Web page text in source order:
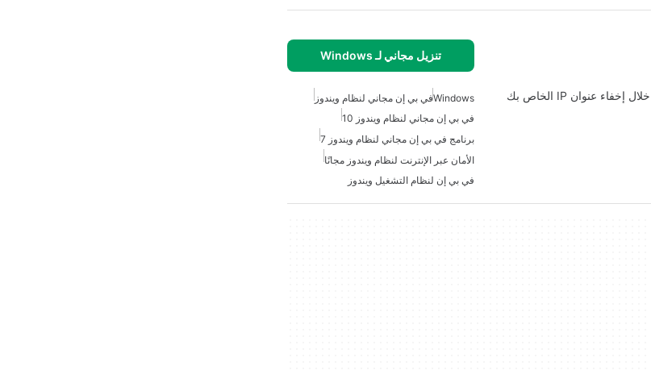
تنزيل مجاني لـ Windows
LightyearVPN هو أداة مجانية مصممة لحماية بياناتك على الإنترنت من خلال إخفاء عنوان IP الخاص بك
Windowsفي بي إن مجاني لنظام ويندوز
في بي إن مجاني لنظام ويندوز 10
برنامج في بي إن مجاني لنظام ويندوز 7
الأمان عبر الإنترنت لنظام ويندوز مجانًا
في بي إن لنظام التشغيل ويندوز